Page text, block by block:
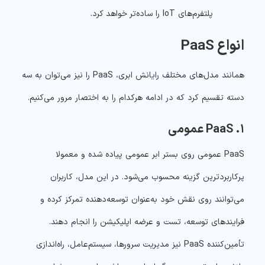
پلتفرم‌های IoT را ساده‌تر خواهد کرد.
انواع PaaS
همانند مدل‌های مختلف رایانش ابری، PaaS را نیز می‌توان به سه
دسته تقسیم کرد که در ادامه هرکدام را به اختصار مرور می‌کنیم.
۱. PaaS عمومی
PaaS عمومی روی بستر ابر عمومی پیاده شده و معمولا
پرکاربردترین گزینه محسوب می‌شود. در این مدل، کاربران
می‌توانند روی نقش خود به‌عنوان توسعه‌دهنده تمرکز کرده و
فرایندهای توسعه، تست و عرضه اپلیکیشن را انجام دهند.
تأمین‌کننده PaaS نیز مدیریت سرورها، سیستم‌عامل،‌ راه‌اندازی